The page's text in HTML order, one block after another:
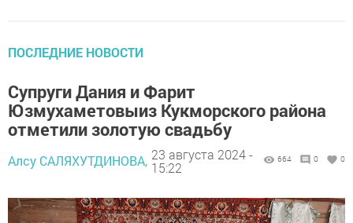
ПОСЛЕДНИЕ НОВОСТИ
Супруги Дания и Фарит
Юзмухаметовыиз Кукморского района
отметили золотую свадьбу
Алсу САЛЯХУТДИНОВА, 23 августа 2024 -
15:22
664 0 0